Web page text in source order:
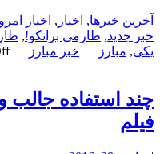
آخرین خبرها, اخبار , اخبار
خبر جدید, طارمی برانکو!,
یکی, مبارز خبر مبارز
چند استفاده جالب
فیلم